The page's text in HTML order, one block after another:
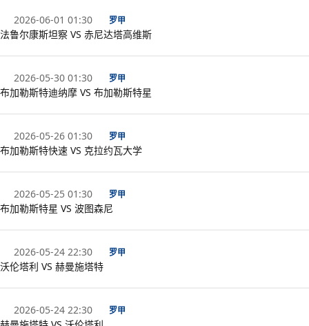
2026-06-01 01:30 罗甲
法鲁尔康斯坦察 VS 赤尼达塔高维斯
2026-05-30 01:30 罗甲
布加勒斯特迪纳摩 VS 布加勒斯特星
2026-05-26 01:30 罗甲
布加勒斯特快速 VS 克拉约瓦大学
2026-05-25 01:30 罗甲
布加勒斯特星 VS 波图森尼
2026-05-24 22:30 罗甲
沃伦塔利 VS 赫曼施塔特
2026-05-24 22:30 罗甲